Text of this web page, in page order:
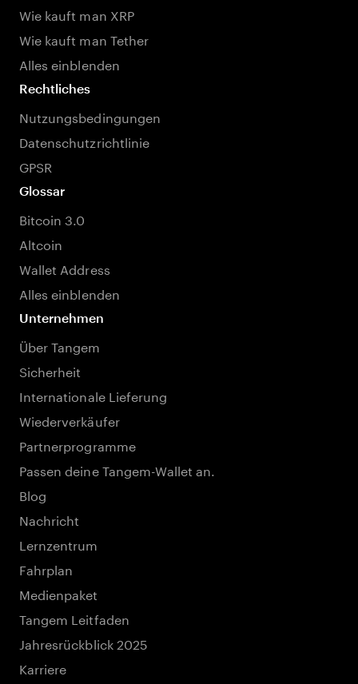
Wie kauft man XRP
Wie kauft man Tether
Alles einblenden
Rechtliches
Nutzungsbedingungen
Datenschutzrichtlinie
GPSR
Glossar
Bitcoin 3.0
Altcoin
Wallet Address
Alles einblenden
Unternehmen
Über Tangem
Sicherheit
Internationale Lieferung
Wiederverkäufer
Partnerprogramme
Passen deine Tangem-Wallet an.
Blog
Nachricht
Lernzentrum
Fahrplan
Medienpaket
Tangem Leitfaden
Jahresrückblick 2025
Karriere